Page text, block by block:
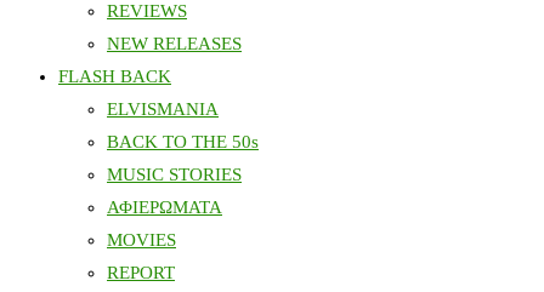
REVIEWS
NEW RELEASES
FLASH BACK
ELVISMANIA
BACK TO THE 50s
MUSIC STORIES
ΑΦΙΕΡΩΜΑΤΑ
MOVIES
REPORT